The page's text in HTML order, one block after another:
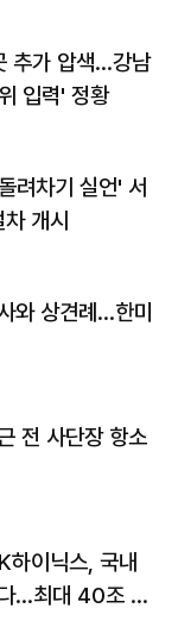
추가 압색…강남
입력' 정황
려차기 실언' 서
개시
와 상견례…한미
전 사단장 항소
이닉스, 국내
…최대 40조 투